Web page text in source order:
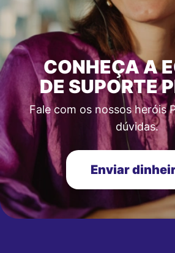
CONHEÇA A
DE SUPORTE
Fale com os nossos heróis
dúvidas.
Enviar